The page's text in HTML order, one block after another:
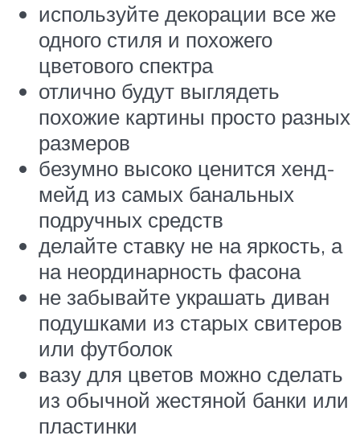
используйте декорации все же
одного стиля и похожего
цветового спектра
отлично будут выглядеть
похожие картины просто разных
размеров
безумно высоко ценится хенд-
мейд из самых банальных
подручных средств
делайте ставку не на яркость, а
на неординарность фасона
не забывайте украшать диван
подушками из старых свитеров
или футболок
вазу для цветов можно сделать
из обычной жестяной банки или
пластинки